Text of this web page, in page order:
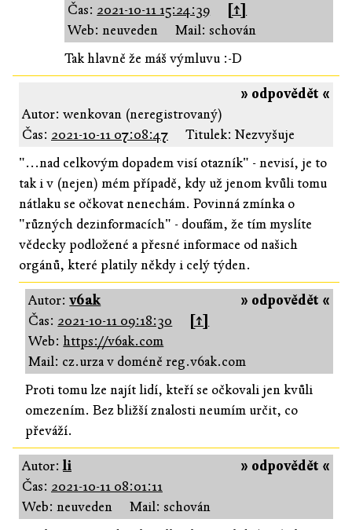
Čas: 2021-10-11 15:24:39
[↑]
Web: neuveden
Mail: schován
Tak hlavně že máš výmluvu :-D
» odpovědět «
Autor: wenkovan (neregistrovaný)
Čas: 2021-10-11 07:08:47
Titulek: Nezvyšuje
"...nad celkovým dopadem visí otazník" - nevisí, je to
tak i v (nejen) mém případě, kdy už jenom kvůli tomu
nátlaku se očkovat nenechám. Povinná zmínka o
"různých dezinformacích" - doufám, že tím myslíte
vědecky podložené a přesné informace od našich
orgánů, které platily někdy i celý týden.
» odpovědět «
Autor:v6ak
Čas: 2021-10-11 09:18:30
[↑]
Web:https://v6ak.com
Mail: cz.urza v doméně reg.v6ak.com
Proti tomu lze najít lidí, kteří se očkovali jen kvůli
omezením. Bez bližší znalosti neumím určit, co
převáží.
» odpovědět «
Autor:li
Čas: 2021-10-11 08:01:11
Web: neuveden
Mail: schován